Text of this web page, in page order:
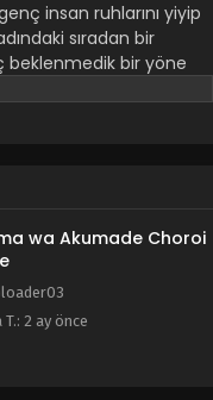
insan ruhlarını yiyip
sıradan bir
beklenmedik bir yöne
Binlerce yıldır aşkı
wa Akumade Choroi
T.: 2 ay önce